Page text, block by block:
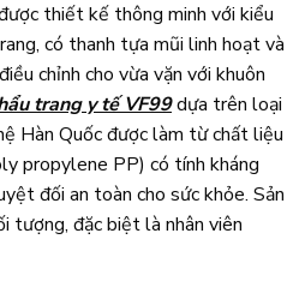
thiết kế thông minh với kiểu
có thanh tựa mũi linh hoạt và
chỉnh cho vừa vặn với khuôn
trang y tế VF99dựa trên loại
Hàn Quốc được làm từ chất liệu
propylene PP) có tính kháng
đối an toàn cho sức khỏe. Sản
tượng, đặc biệt là nhân viên